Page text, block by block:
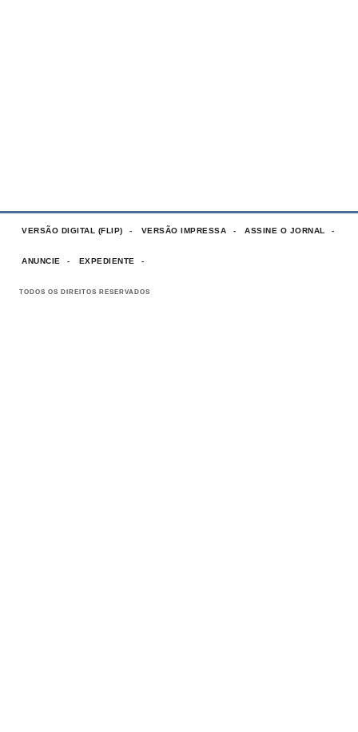
VERSÃO DIGITAL (FLIP) VERSÃO IMPRESSA ASSINE O JORNAL
ANUNCIE EXPEDIENTE
TODOS OS DIREITOS RESERVADOS